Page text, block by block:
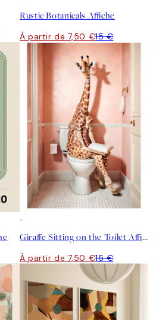
Rustic Botanicals Affiche
À partir de 7,50 €15 €
Giraffe Sitting on the Toilet Affiche
À partir de 7,50 €15 €